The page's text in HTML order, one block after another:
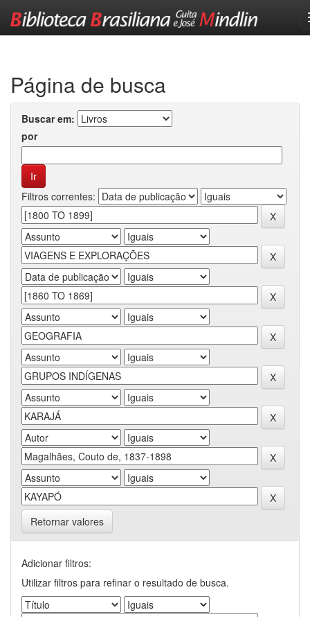
Página de busca
Buscar em:
por
Filtros correntes:
Retornar valores
Adicionar filtros:
Utilizar filtros para refinar o resultado de busca.